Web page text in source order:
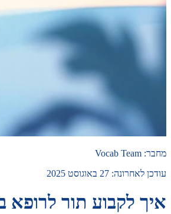
מחבר:
Vocab Team
עודכן לאחרונה: 27 באוגוסט 2025
איך לקבוע תור לרופא